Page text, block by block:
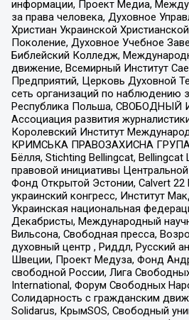
информации, Проект Медиа,
за права человека, Духовное
Христиан Украинской
Поколение, Духовное Учебное
Библейский Колледж,
движение, Всемирный Институт
Предприятий, Церковь Духовной
сеть организаций по наблюдению
Республика Польша, СВОБОДНЫЙ
Ассоциация развития
Королевский Институт
КРИМСЬКА ПРАВОЗАХИСНА ГРУПА,
Бёлля, Stichting Bellingcat, Bellingcat
правовой инициативы
Фонд Открытой Эстонии, Calvert 22
украинский конгресс, Институт
Украинская национальная
Декабристы, Международный
Вильсона, Свободная пресса,
духовный центр , Риддл, Русский
Швеции, Проект Медуза, Фонд
свободной России, Лига
International, Форум Свободных
Солидарность с гражданским
Solidarus, КрымSOS, Свободный